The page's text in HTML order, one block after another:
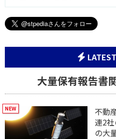
大量保有報告書
不動
連2
の大